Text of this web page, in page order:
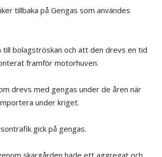
tillbaka på Gengas som användes
bolagströskan och att den drevs en tid
framför motorhuven.
drevs med gengas under de åren när
under kriget.
gick på gengas.
skärgården hade ett aggregat och